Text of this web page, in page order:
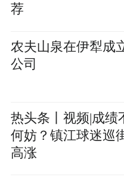
荐
农夫山泉在伊犁成
公司
热头条丨视频|成绩
何妨？镇江球迷巡
高涨